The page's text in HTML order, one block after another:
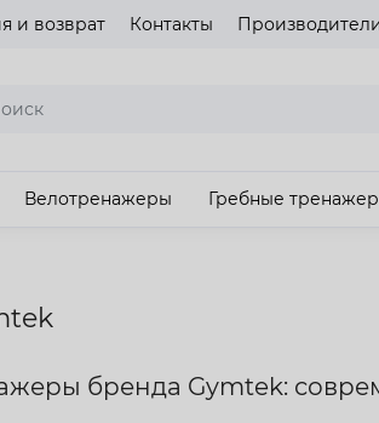
и возврат Контакты
Велотренажеры Гребные
бренда Gymtek: